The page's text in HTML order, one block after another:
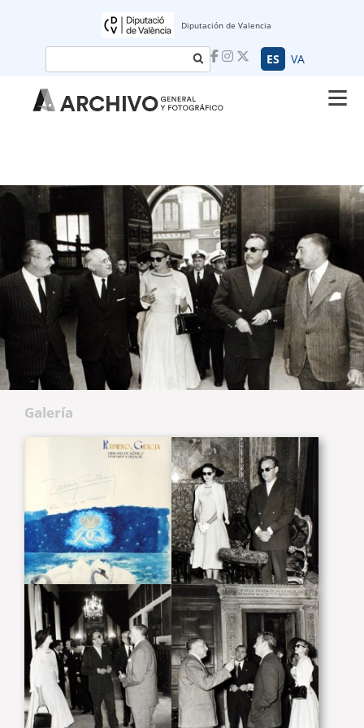
Diputación de Valencia
ES VA
Galería